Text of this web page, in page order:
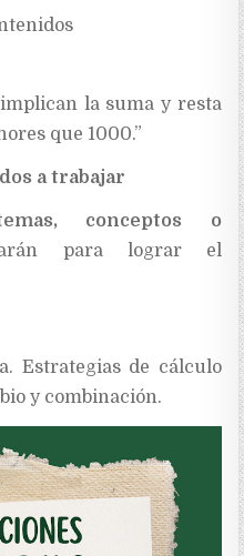
la suma y resta
que 1000.”
a trabajar
conceptos o
para lograr el
Estrategias de cálculo
y combinación.